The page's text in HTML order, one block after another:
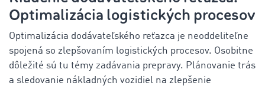
Optimalizácia logistických procesov
Optimalizácia dodávateľského reťazca je neoddeliteľne
spojená so zlepšovaním logistických procesov. Osobitne
dôležité sú tu témy zadávania prepravy. Plánovanie trás
a sledovanie nákladných vozidiel na zlepšenie